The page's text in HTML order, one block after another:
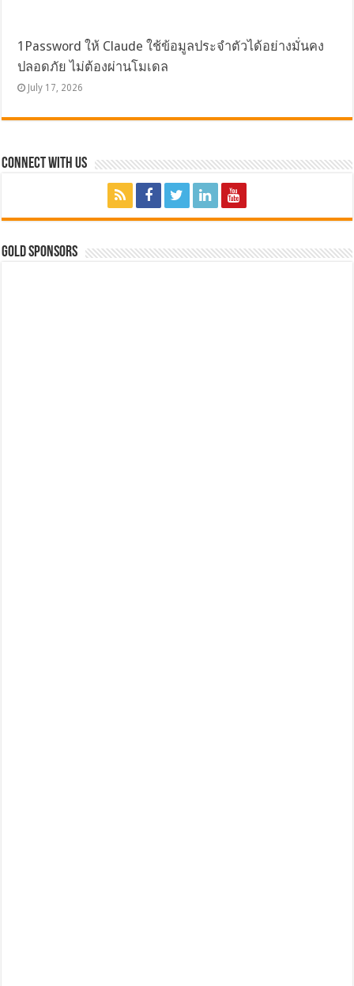
1Password ให้ Claude ใช้ข้อมูลประจำตัวได้อย่างมั่นคง
ปลอดภัย ไม่ต้องผ่านโมเดล
July 17, 2026
Connect with Us
GOLD SPONSORS